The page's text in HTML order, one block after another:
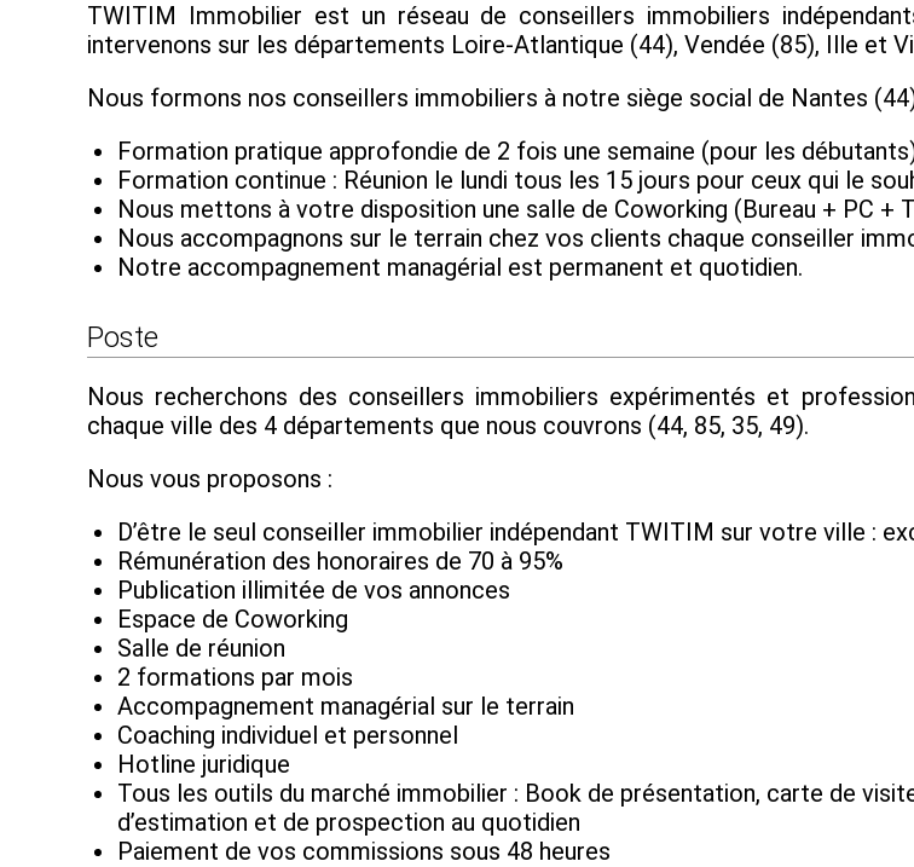
TWITIM Immobilier est un réseau de conseillers immobiliers
intervenons sur les départements Loire-Atlantique (44), Vendée (85), Ille et
Nous formons nos conseillers immobiliers à notre siège social de Nantes
Formation pratique approfondie de 2 fois une semaine (pour les
Formation continue : Réunion le lundi tous les 15 jours pour ceux qui le
Nous mettons à votre disposition une salle de Coworking (Bureau + PC +
Nous accompagnons sur le terrain chez vos clients chaque conseiller
Notre accompagnement managérial est permanent et quotidien.
Poste
Nous recherchons des conseillers immobiliers expérimentés et
chaque ville des 4 départements que nous couvrons (44, 85, 35, 49).
Nous vous proposons :
D’être le seul conseiller immobilier indépendant TWITIM sur votre ville :
Rémunération des honoraires de 70 à 95%
Publication illimitée de vos annonces
Espace de Coworking
Salle de réunion
2 formations par mois
Accompagnement managérial sur le terrain
Coaching individuel et personnel
Hotline juridique
Tous les outils du marché immobilier : Book de présentation, carte de
d’estimation et de prospection au quotidien
Paiement de vos commissions sous 48 heures